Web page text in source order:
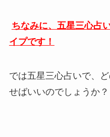
ちなみに、五星三心占
イプです！
では五星三心占いで、
せばいいのでしょうか？